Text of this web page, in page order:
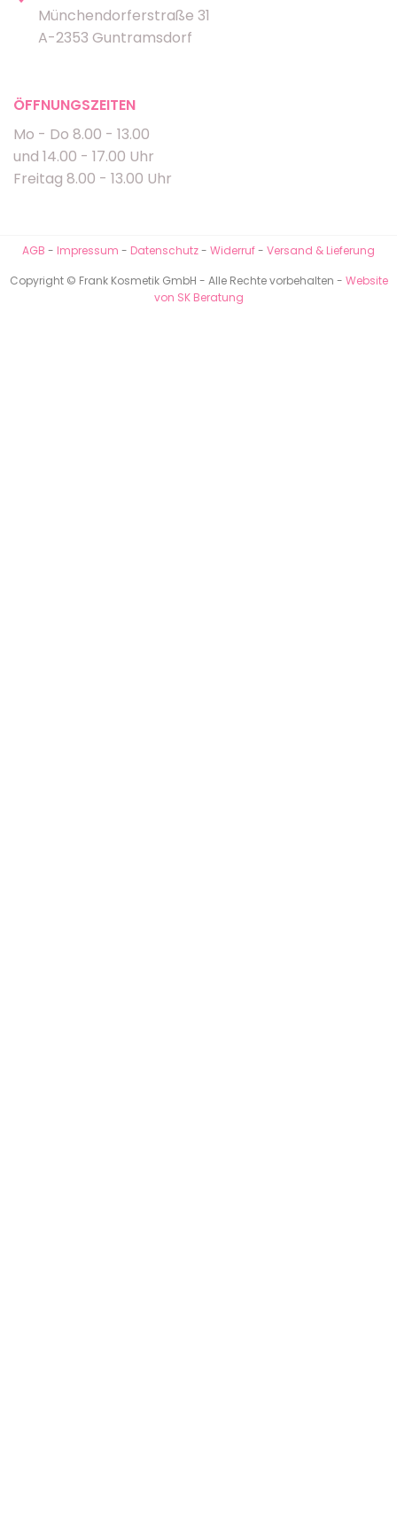
Münchendorferstraße 31
A-2353 Guntramsdorf
ÖFFNUNGSZEITEN
Mo - Do 8.00 - 13.00
und 14.00 - 17.00 Uhr
Freitag 8.00 - 13.00 Uhr
AGB - Impressum - Datenschutz- Widerruf- Versand & Lieferung
Copyright © Frank Kosmetik GmbH - Alle Rechte vorbehalten - Website
von SK Beratung